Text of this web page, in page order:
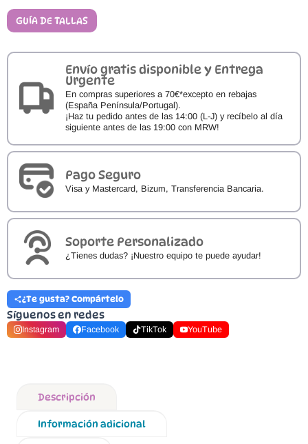
GUÍA DE TALLAS
Envío gratis disponible y Entrega
Urgente
En compras superiores a 70€*excepto en rebajas
(España Península/Portugal).
¡Haz tu pedido antes de las 14:00 (L-J) y recíbelo al día
siguiente antes de las 19:00 con MRW!
Pago Seguro
Visa y Mastercard, Bizum, Transferencia Bancaria.
Soporte Personalizado
¿Tienes dudas? ¡Nuestro equipo te puede ayudar!
¿Te gusta? Compártelo
Síguenos en redes
Instagram Facebook TikTok YouTube
Descripción
Información adicional